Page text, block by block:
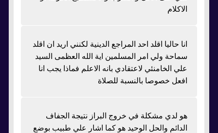
الاكلام
انا حاليا اقلد احد المراجع الدينية لكنني اريد ان اقلد
سماحة ولي امر المسلمين اية الله العظمى السيد
علي الخامنئي لاعتقادي بانه الاعلم فماذا يجب انا
افعل خصوصا بالنسبة للصلاة
هو لدي مشكلة في خروج البراز نتيجة الجفاف
الدائم والحل الوحيد هو كما اشار علي طبيب بوضع